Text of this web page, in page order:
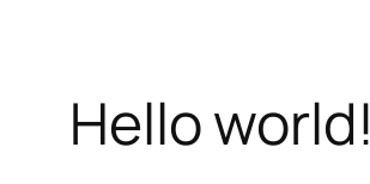
Hello world!